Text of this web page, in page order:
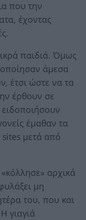
που την
έχοντας
παιδιά. Όμως
άμεσα
έτσι ώστε να τα
έρθουν σε
έμαθαν τα
μετά από
αρχικά
μη
του, που και
γιαγιά